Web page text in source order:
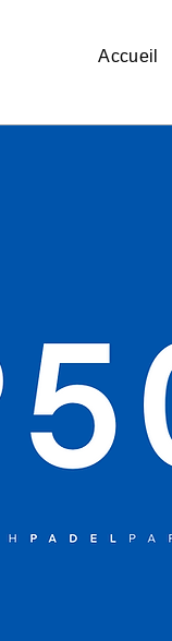
Accueil